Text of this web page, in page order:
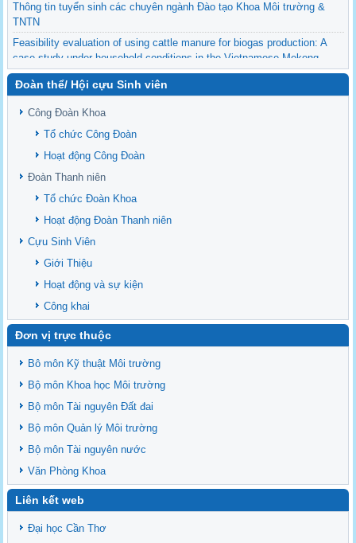
Thông tin tuyển sinh các chuyên ngành Đào tạo Khoa Môi trường &
TNTN
Feasibility evaluation of using cattle manure for biogas production: A
case study under household conditions in the Vietnamese Mekong
Delta
Sediment properties in flood-based farming systems in the Vietnamese
upstream Mekong Delta
Danh mục tạp chí xuất bản Quốc Tế 2026
Danh Mục các Đề Tài NCKH cấp Tỉnh năm 2024
Văn bản - Quy định
Ban chấp hành Đảng bộ khoa
Đoàn thể/ Hội cựu Sinh viên
Công Đoàn Khoa
Tổ chức Công Đoàn
Hoạt động Công Đoàn
Đoàn Thanh niên
Tổ chức Đoàn Khoa
Hoạt động Đoàn Thanh niên
Cựu Sinh Viên
Giới Thiệu
Hoạt động và sự kiện
Công khai
Đơn vị trực thuộc
Bô môn Kỹ thuật Môi trường
Bộ môn Khoa học Môi trường
Bộ môn Tài nguyên Đất đai
Bộ môn Quản lý Môi trường
Bộ môn Tài nguyên nước
Văn Phòng Khoa
Liên kết web
Đại học Cần Thơ